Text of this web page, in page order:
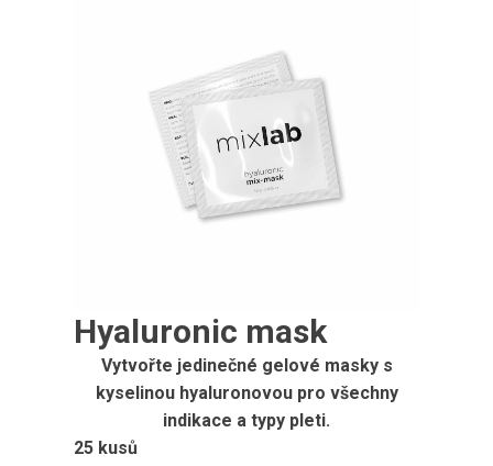
Hyaluronic mask
Vytvořte jedinečné gelové masky s
kyselinou hyaluronovou pro všechny
indikace a typy pleti.
25 kusů